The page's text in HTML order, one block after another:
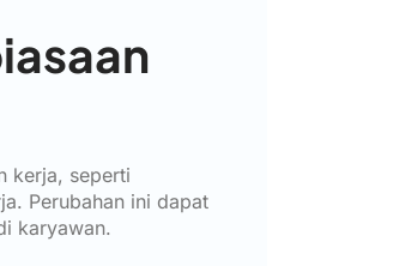
kerja, seperti
Perubahan ini dapat
karyawan.